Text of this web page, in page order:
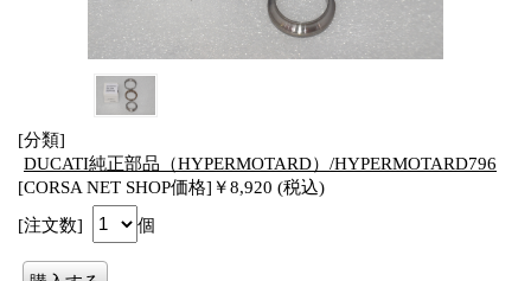
[分類]
DUCATI純正部品（HYPERMOTARD）/HYPERMOTARD796
[CORSA NET SHOP価格]￥8,920 (税込)
[注文数]
個